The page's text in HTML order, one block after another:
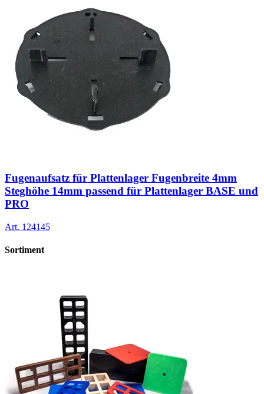
Fugenaufsatz für Plattenlager Fugenbreite 4mm
Steghöhe 14mm passend für Plattenlager BASE und
PRO
Art. 124145
Sortiment